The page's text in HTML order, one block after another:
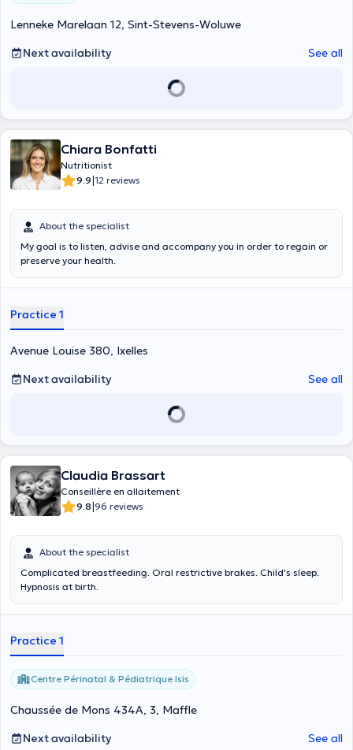
Lenneke Marelaan 12, Sint-Stevens-Woluwe
Next availability
See all
Chiara Bonfatti
Nutritionist
9.9|12 reviews
About the specialist
My goal is to listen, advise and accompany you in order to regain or
preserve your health.
Practice 1
Avenue Louise 380, Ixelles
Next availability
See all
Claudia Brassart
Conseillère en allaitement
9.8|96 reviews
About the specialist
Complicated breastfeeding. Oral restrictive brakes. Child's sleep.
Hypnosis at birth.
Practice 1
Centre Périnatal & Pédiatrique Isis
Chaussée de Mons 434A, 3, Maffle
Next availability
See all